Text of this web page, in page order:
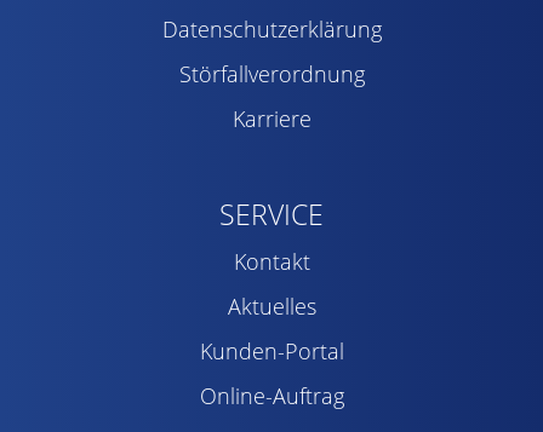
Datenschutzerklärung
Störfallverordnung
Karriere
SERVICE
Kontakt
Aktuelles
Kunden-Portal
Online-Auftrag